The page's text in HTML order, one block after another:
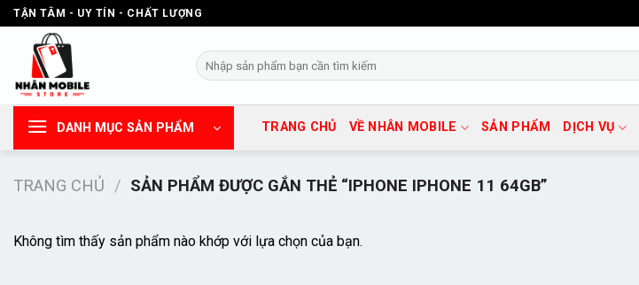
Chuyển
đến
TẬN TÂM - UY TÍN - CHẤT LƯỢNG
Tìm
kiếm:
DANH MỤC SẢN PHẨM TRANG CHỦ VỀ NHÂN MOBILE SẢN PHẨM DỊCH VỤ
TRANG CHỦ / SẢN PHẨM ĐƯỢC GẮN THẺ “IPHONE IPHONE 11 64GB”
Không tìm thấy sản phẩm nào khớp với lựa chọn của bạn.